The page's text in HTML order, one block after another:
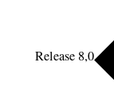
Release 8,0